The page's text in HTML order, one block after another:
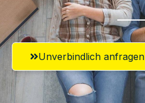
Unverbindlich anfragen